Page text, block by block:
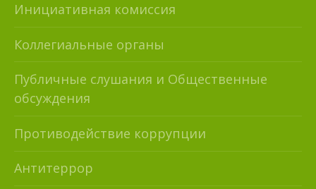
Инициативная комиссия
Коллегиальные органы
Публичные слушания и Общественные
обсуждения
Противодействие коррупции
Антитеррор